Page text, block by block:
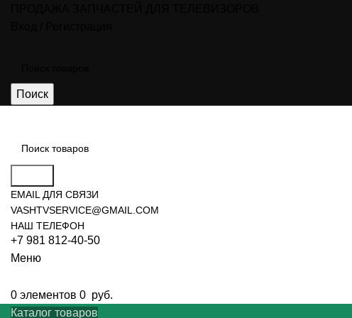
Поиск
EMAIL ДЛЯ СВЯЗИ
VASHTVSERVICE@GMAIL.COM
НАШ ТЕЛЕФОН
+7 981 812-40-50
Меню
0 элементов 0 руб.
Каталог товаров